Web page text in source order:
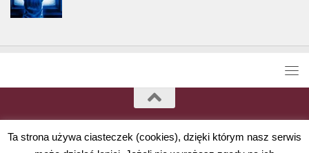
Ta strona używa ciasteczek (cookies), dzięki którym nasz serwis